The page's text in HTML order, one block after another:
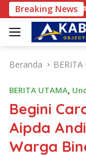
Langsung
ke
konten
Breaking News
Beranda
BERITA UTAMA,
Begini
Aipda
Warga